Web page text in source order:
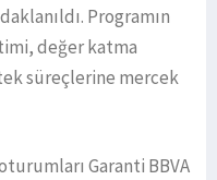
Programın
değer katma
süreçlerine mercek
Garanti BBVA